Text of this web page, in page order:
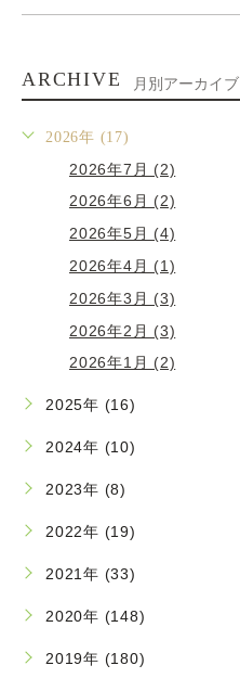
ARCHIVE 月別アーカイブ
2026年 (17)
2026年7月 (2)
2026年6月 (2)
2026年5月 (4)
2026年4月 (1)
2026年3月 (3)
2026年2月 (3)
2026年1月 (2)
2025年 (16)
2024年 (10)
2023年 (8)
2022年 (19)
2021年 (33)
2020年 (148)
2019年 (180)